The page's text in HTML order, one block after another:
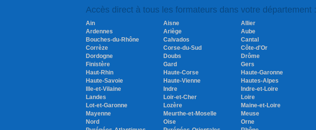
Accès direct à tous les formateurs dans votre département :
Ain Aisne Allier
Ardennes
Ariège Aube
Bouches-du-Rhône
Calvados Cantal
Corrèze
Corse-du-Sud Côte-d'Or
Dordogne
Doubs Drôme
Finistère
Gard Gers
Haut-Rhin
Haute-Corse Haute-Garonne
Haute-Savoie
Haute-Vienne Hautes-Alpes
Ille-et-Vilaine
Indre Indre-et-Loire
Landes
Loir-et-Cher Loire
Lot-et-Garonne
Lozère Maine-et-Loire
Mayenne
Meurthe-et-Moselle Meuse
Nord
Oise Orne